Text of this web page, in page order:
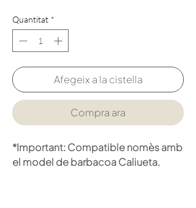
Quantitat *
Afegeix a la cistella
Compra ara
*Important: Compatible nomès amb
el model de barbacoa Caliueta.